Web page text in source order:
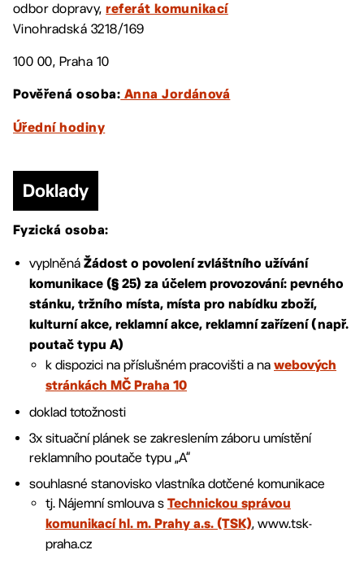
odbor dopravy,referát komunikací
Vinohradská 3218/169
100 00, Praha 10
Pověřená osoba: Anna Jordánová
Úřední hodiny
Doklady
Fyzická osoba:
vyplněná Žádost o povolení zvláštního užívání
komunikace (§ 25) za účelem provozování: pevného
stánku, tržního místa, místa pro nabídku zboží,
kulturní akce, reklamní akce, reklamní zařízení (např.
poutač typu A)
k dispozici na příslušném pracovišti a na webových
stránkách MČ Praha 10
doklad totožnosti
3x situační plánek se zakreslením záboru umístění
reklamního poutače typu „A“
souhlasné stanovisko vlastníka dotčené komunikace
tj. Nájemní smlouva s Technickou správou
komunikací hl. m. Prahy a.s. (TSK), www.tsk-
praha.cz